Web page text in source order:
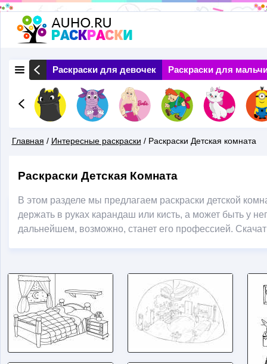
Перейти
к
основному
содержанию
Природа Раскраски для девочек Раскраски для
Здесь
Главная / Интересные раскраски / Раскраски Детская комната
Раскраски Детская Комната
В этом разделе мы предлагаем раскраски детской
держать в руках карандаш или кисть, а может быть у
дальнейшем, возможно, станет его профессией.